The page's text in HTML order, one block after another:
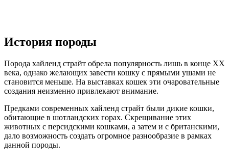
История породы
Порода хайленд страйт обрела популярность лишь в конце XX
века, однако желающих завести кошку с прямыми ушами не
становится меньше. На выставках кошек эти очаровательные
создания неизменно привлекают внимание.
Предками современных хайленд страйт были дикие кошки,
обитающие в шотландских горах. Скрещивание этих
животных с персидскими кошками, а затем и с британскими,
дало возможность создать огромное разнообразие в рамках
данной породы.